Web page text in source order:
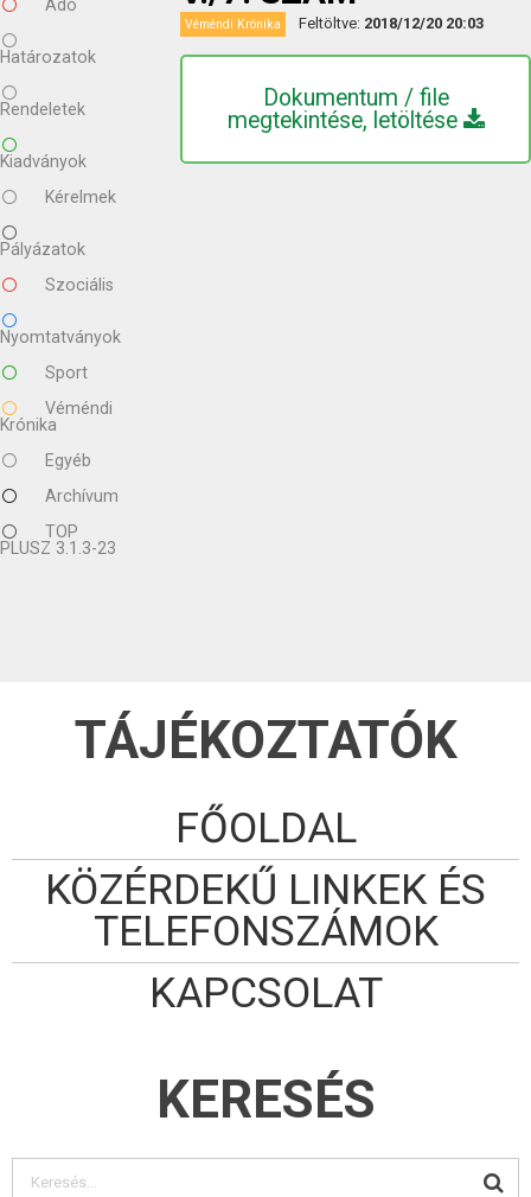
Adó
Határozatok
Rendeletek
Kiadványok
Kérelmek
Pályázatok
Szociális
Nyomtatványok
Sport
Véméndi
Krónika
Egyéb
Archívum
TOP
PLUSZ 3.1.3-23
Véméndi Krónika Feltöltve: 2018/12/20 20:03
Dokumentum / file
megtekintése, letöltése
TÁJÉKOZTATÓK
FŐOLDAL
KÖZÉRDEKŰ LINKEK ÉS
TELEFONSZÁMOK
KAPCSOLAT
KERESÉS